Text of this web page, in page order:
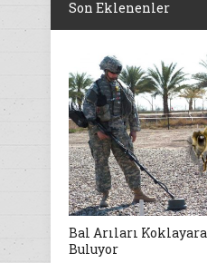
Son Eklenenler
Bal Arıları
Buluyor